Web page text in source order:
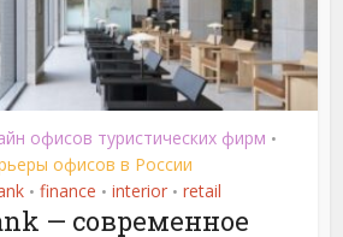
офисов туристических фирм •
офисов в России
• finance • interior • retail
— современное